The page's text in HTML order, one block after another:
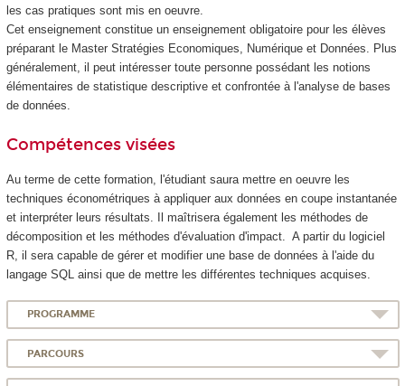
les cas pratiques sont mis en oeuvre.
Cet enseignement constitue un enseignement obligatoire pour les élèves
préparant le Master Stratégies Economiques, Numérique et Données. Plus
généralement, il peut intéresser toute personne possédant les notions
élémentaires de statistique descriptive et confrontée à l'analyse de bases
de données.
Compétences visées
Au terme de cette formation, l'étudiant saura mettre en oeuvre les
techniques économétriques à appliquer aux données en coupe instantanée
et interpréter leurs résultats. Il maîtrisera également les méthodes de
décomposition et les méthodes d'évaluation d'impact. A partir du logiciel
R, il sera capable de gérer et modifier une base de données à l'aide du
langage SQL ainsi que de mettre les différentes techniques acquises.
PROGRAMME
PARCOURS